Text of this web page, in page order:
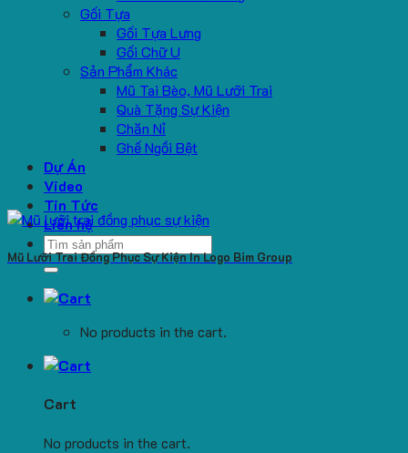
Gối Tựa
Gối Tựa Lưng
Gối Chữ U
Sản Phẩm Khác
Mũ Tai Bèo, Mũ Lưỡi Trai
Quà Tặng Sự Kiện
Chăn Nỉ
Ghế Ngồi Bệt
Dự Án
Video
Tin Tức
Liên hệ
Search
for:
No products in the cart.
Cart
No products in the cart.
Mũ Lưỡi Trai Đồng Phục Sự Kiện In Logo Bim Group